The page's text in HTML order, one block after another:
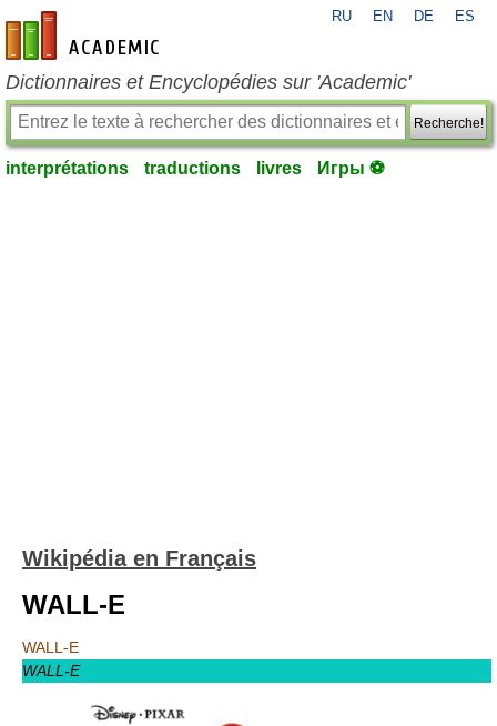
fr-academic.com
RU EN DE ES
Dictionnaires et Encyclopédies sur 'Academic'
Recherche!
interprétations traductions livres Игры ⚽
Wikipédia en Français
WALL-E
WALL-E
WALL-E